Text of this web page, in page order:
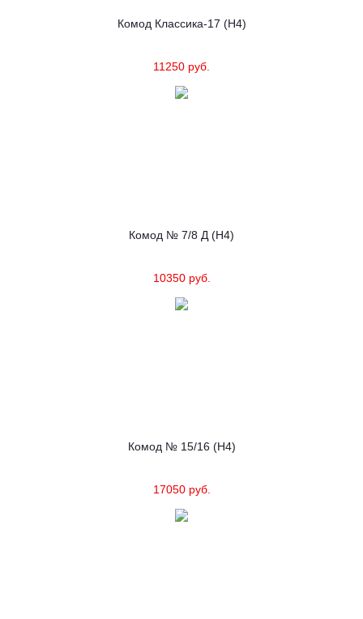
Комод Классика-17 (Н4)
11250 руб.
Комод № 7/8 Д (Н4)
10350 руб.
Комод № 15/16 (Н4)
17050 руб.